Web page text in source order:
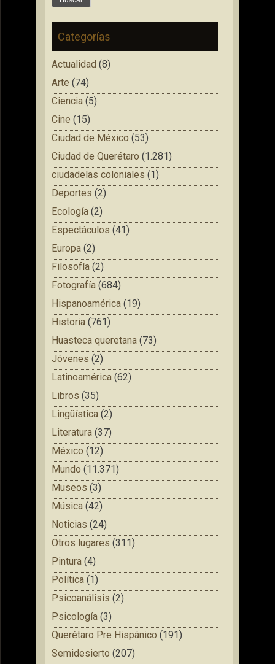
Categorías
Actualidad (8)
Arte (74)
Ciencia (5)
Cine (15)
Ciudad de México (53)
Ciudad de Querétaro (1.281)
ciudadelas coloniales (1)
Deportes (2)
Ecología (2)
Espectáculos (41)
Europa (2)
Filosofía (2)
Fotografía (684)
Hispanoamérica (19)
Historia (761)
Huasteca queretana (73)
Jóvenes (2)
Latinoamérica (62)
Libros (35)
Lingüística (2)
Literatura (37)
México (12)
Mundo (11.371)
Museos (3)
Música (42)
Noticias (24)
Otros lugares (311)
Pintura (4)
Política (1)
Psicoanálisis (2)
Psicología (3)
Querétaro Pre Hispánico (191)
Semidesierto (207)